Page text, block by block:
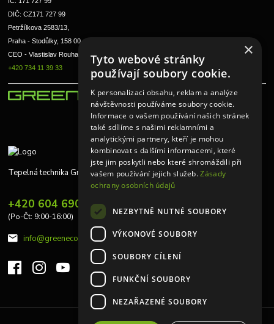
DIČ: CZ171 727 99
Petržílkova 2583/13,
Praha - Stodůlky, 158 00
CEO - Vlastislav Rouha ml.
+420 734 11 39 33
Tepelná technika Greeneco
+420 604 690 848
(Po-Čt: 9:00-16:00)
info@greeneco.cz
×
Tyto webové stránky
používají soubory cookie.
K personalizaci obsahu, reklam a analýze
návštěvnosti používáme soubory cookie.
Informace o vašem používání našich stránek
také sdílíme s našimi reklamními a
analytickými partnery, kteří je mohou
kombinovat s dalšími informacemi, které
jste jim poskytli nebo které shromáždili při
vašem používání jejich služeb.Zásady
ochrany osobních údajů
NEZBYTNĚ NUTNÉ SOUBORY
VÝKONOVÉ SOUBORY
SOUBORY CÍLENÍ
FUNKČNÍ SOUBORY
NEZAŘAZENÉ SOUBORY